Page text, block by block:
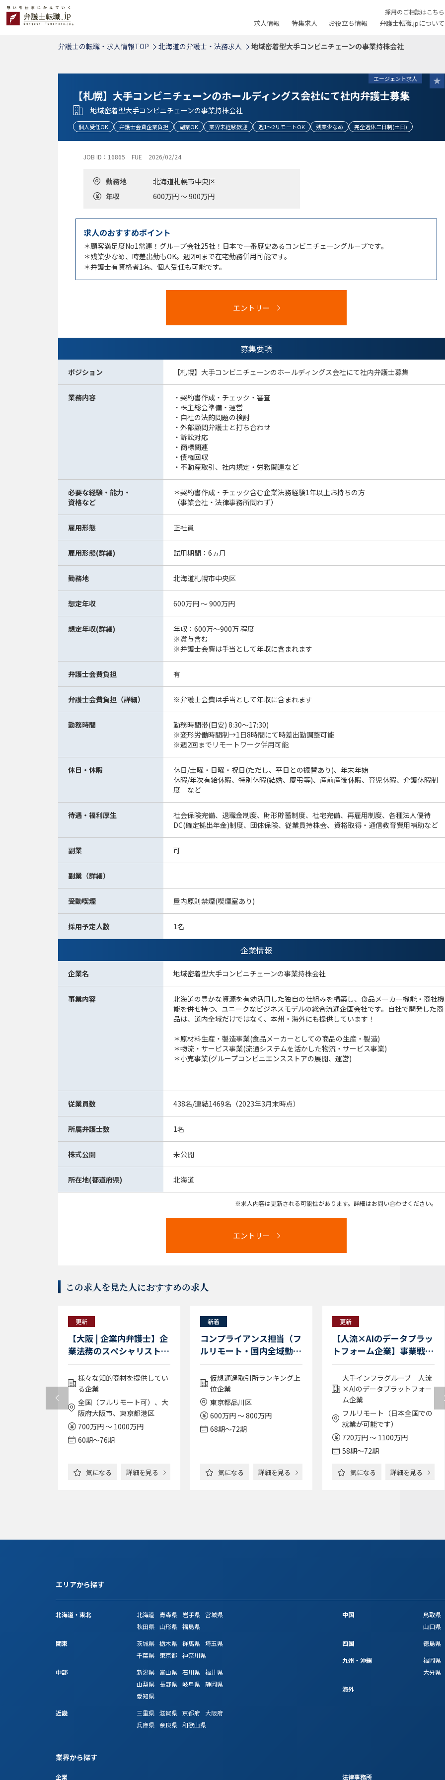
採用のご相談はこちら
求人情報 特集求人 お役立ち情報 弁護士転職.jpについて
弁護士の転職・求人情報TOP 北海道の弁護士・法務求人 地域密着型大手コンビニチェーンの事業持株会社
エージェント求人
【札幌】大手コンビニチェーンのホールディングス会社にて社内弁護士募集
地域密着型大手コンビニチェーンの事業持株会社
個人受任OK 弁護士会費企業負担 副業OK 業界未経験歓迎 週1～2リモートOK 残業少なめ 完全週休二日制(土日)
JOB ID：16865 FUE 2026/02/24
勤務地
北海道札幌市中央区
年収
600万円 ～ 900万円
求人のおすすめポイント
＊顧客満足度No1常連！グループ会社25社！日本で一番歴史あるコンビニチェーングループです。
＊残業少なめ、時差出勤もOK。週2回まで在宅勤務併用可能です。
＊弁護士有資格者1名、個人受任も可能です。
エントリー
募集要項
ポジション 【札幌】大手コンビニチェーンのホールディングス会社にて社内弁護士募集
業務内容
・契約書作成・チェック・審査
・株主総会準備・運営
・自社の法的問題の検討
・外部顧問弁護士と打ち合わせ
・訴訟対応
・商標関連
・債権回収
・不動産取引、社内規定・労務関連など
必要な経験・能力・
資格など
＊契約書作成・チェック含む企業法務経験1年以上お持ちの方
（事業会社・法律事務所問わず）
雇用形態 正社員
雇用形態(詳細) 試用期間：6ヵ月
勤務地 北海道札幌市中央区
想定年収 600万円 ～ 900万円
想定年収(詳細)
年収：600万～900万 程度
※賞与含む
※弁護士会費は手当として年収に含まれます
弁護士会費負担 有
弁護士会費負担（詳細） ※弁護士会費は手当として年収に含まれます
勤務時間
勤務時間帯(目安) 8:30～17:30)
※変形労働時間制→1日8時間にて時差出勤調整可能
※週2回までリモートワーク併用可能
休日・休暇
休日/土曜・日曜・祝日(ただし、平日との振替あり)、年末年始
休暇/年次有給休暇、特別休暇(結婚、慶弔等)、産前産後休暇、育児休暇、介護休暇制
度 など
待遇・福利厚生
社会保険完備、退職金制度、財形貯蓄制度、社宅完備、再雇用制度、各種法人優待
DC(確定拠出年金)制度、団体保険、従業員持株会、資格取得・通信教育費用補助など
副業 可
副業（詳細）
受動喫煙 屋内原則禁煙(喫煙室あり)
採用予定人数 1名
企業情報
企業名 地域密着型大手コンビニチェーンの事業持株会社
事業内容
北海道の豊かな資源を有効活用した独自の仕組みを構築し、食品メーカー機能・商社機
能を併せ持つ、ユニークなビジネスモデルの総合流通企画会社です。自社で開発した商
品は、道内全域だけではなく、本州・海外にも提供しています！
＊原材料生産・製造事業(食品メーカーとしての商品の生産・製造)
＊物流・サービス事業(流通システムを活かした物流・サービス事業)
＊小売事業(グループコンビニエンスストアの展開、運営)
従業員数 438名/連結1469名（2023年3月末時点）
所属弁護士数 1名
株式公開 未公開
所在地(都道府県) 北海道
求人内容は更新される可能性があります。詳細はお問い合わせください。
エントリー
この求人を見た人におすすめの求人
更新
【大阪 | 企業内弁護士】企
業法務のスペシャリストを
士さん大歓迎！）
様々な知的商材を提供してい
る企業
全国（フルリモート可）、大
阪府大阪市、東京都港区
700万円 ～ 1000万円
60期〜76期
気になる 詳細を見る
新着
コンプライアンス担当（フ
ルリモート・国内全域勤務
仮想通過取引所ランキング上
位企業
東京都品川区
600万円 ～ 800万円
68期〜72期
気になる 詳細を見る
更新
【人流×AIのデータプラッ
トフォーム企業】事業戦略
ルフレックス/スピード感
のある会社で事業戦略に深
く関わる
大手インフラグループ 人流
×AIのデータプラットフォー
ム企業
フルリモート（日本全国での
就業が可能です）
720万円 ～ 1100万円
58期〜72期
気になる 詳細を見る
エリアから探す
北海道・東北 北海道 青森県 岩手県
宮城県
秋田県 山形県 福島県
関東
茨城県 栃木県 群馬県 埼玉県
千葉県
東京都
神奈川県
中部
新潟県 富山県 石川県 福井県
山梨県
長野県 岐阜県 静岡県
愛知県
近畿
三重県 滋賀県 京都府
大阪府
兵庫県 奈良県 和歌山県
中国 鳥取県
山口県
四国
徳島県
九州・沖縄
福岡県
大分県
海外
業界から探す
企業 法律事務所